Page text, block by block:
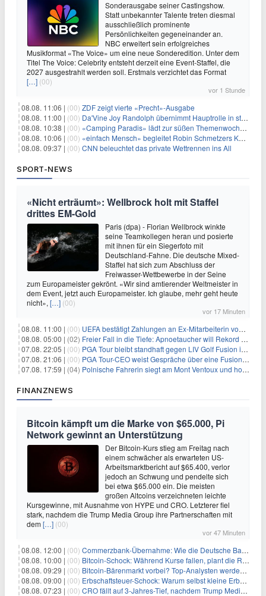
Sonderausgabe seiner Castingshow.
Statt unbekannter Talente treten diesmal
ausschließlich prominente
Persönlichkeiten gegeneinander an.
NBC erweitert sein erfolgreiches
Musikformat «The Voice» um eine neue Sonderedition. Unter dem
Titel The Voice: Celebrity entsteht derzeit eine Event-Staffel, die
2027 ausgestrahlt werden soll. Erstmals verzichtet das Format
[…] (00)
vor 1 Stunde
08.08. 11:06 | (00) ZDF zeigt vierte «Precht»-Ausgabe
08.08. 11:00 | (00) Da'Vine Joy Randolph übernimmt Hauptrolle in starbesetzter schwarzer Komödie
08.08. 10:38 | (00) «Camping Paradis» lädt zur süßen Themenwoche ein
08.08. 10:06 | (00) «einfach Mensch» begleitet Robin Schmetzers Kampf gegen eine seltene Krankheit
08.08. 09:37 | (00) CNN beleuchtet das private Wettrennen ins All
SPORT-NEWS
«Nicht erträumt»: Wellbrock holt mit Staffel
drittes EM-Gold
Paris (dpa) - Florian Wellbrock winkte
seine Teamkollegen heran und posierte
mit ihnen für ein Siegerfoto mit
Deutschland-Fahne. Die deutsche Mixed-
Staffel hat sich zum Abschluss der
Freiwasser-Wettbewerbe in der Seine
zum Europameister gekrönt. «Wir sind amtierender Weltmeister in
dem Event, jetzt auch Europameister. Ich glaube, mehr geht heute
nicht», […] (00)
vor 17 Minuten
08.08. 11:00 | (00) UEFA bestätigt Zahlungen an Ex-Mitarbeiterin von Infantino
08.08. 05:00 | (02) Freier Fall in die Tiefe: Apnoetaucher will Rekord brechen
07.08. 22:05 | (00) PGA Tour bleibt standhaft gegen LIV Golf Fusion in einem sich wandelnden Sportumfeld
07.08. 21:06 | (00) PGA Tour-CEO weist Gespräche über eine Fusion mit LIV Golf zurück und bekräftigt die Wettbewerbslandschaft
07.08. 17:59 | (04) Polnische Fahrerin siegt am Mont Ventoux und holt Tour-Gelb
FINANZNEWS
Bitcoin kämpft um die Marke von $65.000, Pi
Network gewinnt an Unterstützung
Der Bitcoin-Kurs stieg am Freitag nach
einem schwächer als erwarteten US-
Arbeitsmarktbericht auf $65.400, verlor
jedoch an Schwung und pendelte sich
bei etwa $65.000 ein. Die meisten
großen Altcoins verzeichneten leichte
Kursgewinne, mit Ausnahme von HYPE und CRO. Letzterer fiel
stark, nachdem die Trump Media Group ihre Partnerschaften mit
dem[…] (00)
vor 47 Minuten
08.08. 12:00 | (00) Commerzbank-Übernahme: Wie die Deutsche Bank im Schatten zum großen Gewinner wird
08.08. 10:00 | (00) Bitcoin-Schock: Während Kurse fallen, plant die Regierung die Steuer-Bombe
08.08. 09:29 | (00) Bitcoin-Bärenmarkt vorbei? Top-Analysten werden optimistisch, aber die Geschichte sagt etwas anderes
08.08. 09:00 | (00) Erbschaftsteuer-Schock: Warum selbst kleine Erbschaften den Fiskus Millionen kosten
08.08. 07:23 | (00) CRO fällt auf 3-Jahres-Tief, nachdem Trump Media zwei große Crypto.com-Deals storniert